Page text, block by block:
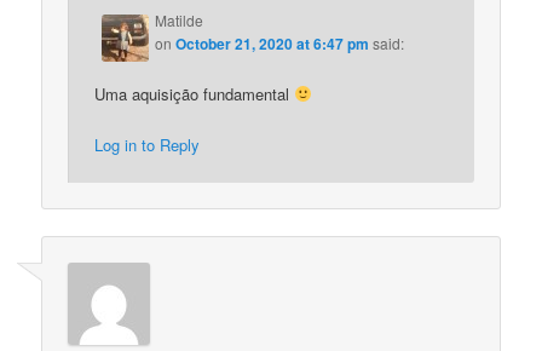
Matilde
onOctober 21, 2020 at 6:47 pm said:
Uma aquisição fundamental
Log in to Reply